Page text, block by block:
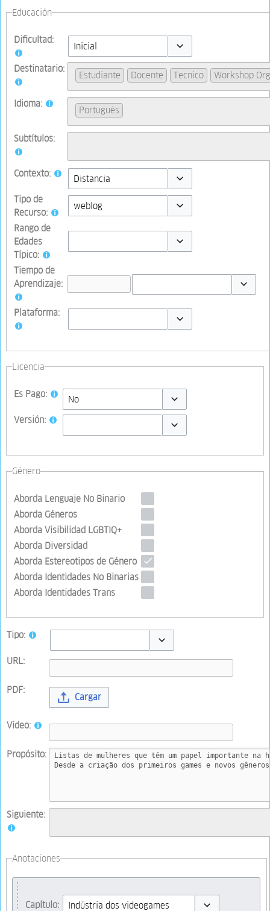
Educación
Dificultad:
Toggle options
Destinatario:
Estudiante Docente Tecnico Workshop
Idioma:
Portugués
Subtítulos:
Contexto:
Toggle options
Tipo de
Recurso:
Rango de
Edades
Típico:
Tiempo de
Aprendizaje:
Plataforma:
Licencia
Es Pago:
Toggle options
Versión:
Género
Aborda Lenguaje No Binario
Aborda Géneros
Aborda Visibilidad LGBTIQ+
Aborda Diversidad
Aborda Estereotipos de Género
Aborda Identidades No Binarias
Aborda Identidades Trans
Tipo:
URL:
PDF:
Cargar
Video:
Propósito:
Siguiente:
Anotaciones
Capítulo: